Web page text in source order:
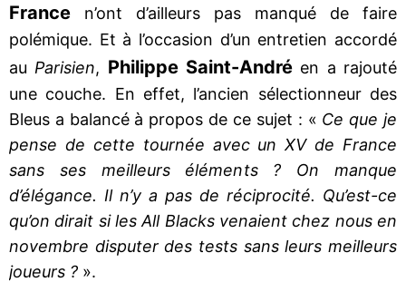
France n’ont d’ailleurs pas manqué de faire
polémique. Et à l’occasion d’un entretien accordé
au Parisien, Philippe Saint-André en a rajouté
une couche. En effet, l’ancien sélectionneur des
Bleus a balancé à propos de ce sujet : « Ce que je
pense de cette tournée avec un XV de France
sans ses meilleurs éléments ? On manque
d’élégance. Il n’y a pas de réciprocité. Qu’est-ce
qu’on dirait si les All Blacks venaient chez nous en
novembre disputer des tests sans leurs meilleurs
joueurs ? ».